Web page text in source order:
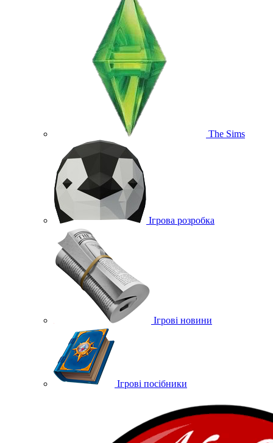
The Sims
Ігрова розробка
Ігрові новини
Ігрові посібники